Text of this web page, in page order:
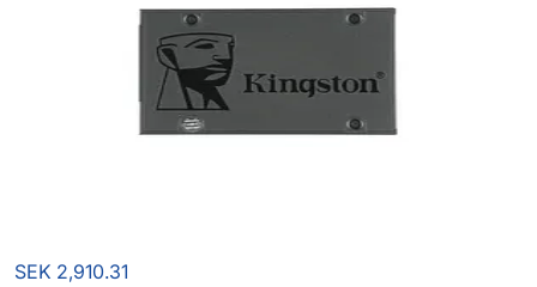
SEK 2,910.31